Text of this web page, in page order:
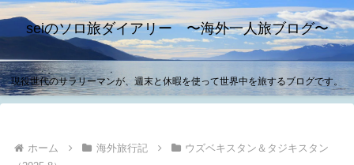
seiのソロ旅ダイアリー 〜海外一人旅ブログ〜
現役世代のサラリーマンが、週末と休暇を使って世界中を旅するブログです。
ホーム 海外旅行記
ウズベキスタン＆タジキスタン